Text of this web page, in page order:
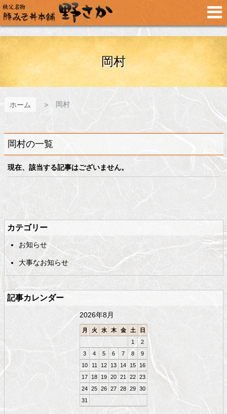
メ
イ
ン
コ
プ
岡村
ホーム 岡村
岡村の一覧
現在、該当する記事はございません。
ン
ン
テ
ン
ツ
の
先
ジ
先
頭
へ
戻
る
カテゴリー
お知らせ
大事なお知らせ
記事カレンダー
2026年8月
月 火 水 木 金 土
日
1
2
3
4 5 6 7 8
9
10
11 12 13 14 15
16
17
18 19 20 21 22 23
24 25 26 27 28 29 30
31